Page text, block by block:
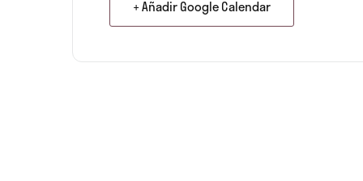
+ Añadir Google Calendar